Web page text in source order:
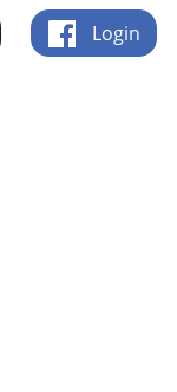
Login